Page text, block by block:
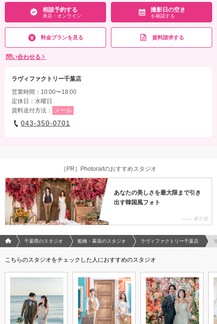
★通常238,700円が55%OFF！※2着目のヘアメイクチェンジご希望の場合、22,000円
追加 ※ブーケ（1スタイルにつき）をご希望の場合は別途5,500円〜 ※衣装持ち込み
料（衣装1点）…新婦33,000円、新郎11,000円
相談予約する 撮影日の空き
相談予約する
来店・オンライン
撮影日の空き
を確認する
料金プランを見る 資料請求する
問い合わせる
ラヴィファクトリー千葉店
営業時間：10:00〜18:00
定休日：水曜日
資料送付方法：
メール
043-350-0701
［PR］Photoraitのおすすめスタジオ
あなたの美しさを最大限まで引き
出す韓国風フォト
東京都
フォトウエディング/結婚写真のPhotorait ホーム
千葉県のスタジオ 船橋・幕張のスタジオ ラヴィファクトリー千葉店
こちらのスタジオをチェックした人におすすめのスタジオ